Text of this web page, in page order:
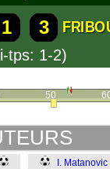
1 3
tps: 1-2)
50
I. Matanovic